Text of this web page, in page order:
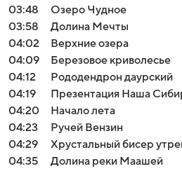
03:48
Озеро Чудное
03:58
Долина Мечты
04:02
Верхние озера
04:09
Березовое криволесье
04:12
Рододендрон даурский
04:19
Презентация Наша
04:20
Начало лета
04:23
Ручей Вензин
04:29
Хрустальный бисер
04:35
Долина реки Маашей